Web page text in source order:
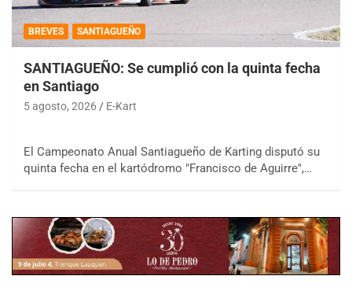
BREVES SANTIAGUEÑO
SANTIAGUEÑO: Se cumplió con la quinta fecha
en Santiago
5 agosto, 2026 E-Kart
El Campeonato Anual Santiagueño de Karting disputó su
quinta fecha en el kartódromo "Francisco de Aguirre",…